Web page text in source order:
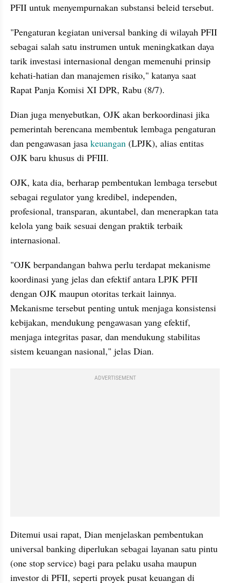
PFII untuk menyempurnakan substansi beleid tersebut.
"Pengaturan kegiatan universal banking di wilayah PFII
sebagai salah satu instrumen untuk meningkatkan daya
tarik investasi internasional dengan memenuhi prinsip
kehati-hatian dan manajemen risiko," katanya saat
Rapat Panja Komisi XI DPR, Rabu (8/7).
Dian juga menyebutkan, OJK akan berkoordinasi jika
pemerintah berencana membentuk lembaga pengaturan
dan pengawasan jasa keuangan (LPJK), alias entitas
OJK baru khusus di PFIII.
OJK, kata dia, berharap pembentukan lembaga tersebut
sebagai regulator yang kredibel, independen,
profesional, transparan, akuntabel, dan menerapkan tata
kelola yang baik sesuai dengan praktik terbaik
internasional.
"OJK berpandangan bahwa perlu terdapat mekanisme
koordinasi yang jelas dan efektif antara LPJK PFII
dengan OJK maupun otoritas terkait lainnya.
Mekanisme tersebut penting untuk menjaga konsistensi
kebijakan, mendukung pengawasan yang efektif,
menjaga integritas pasar, dan mendukung stabilitas
sistem keuangan nasional," jelas Dian.
ADVERTISEMENT
Ditemui usai rapat, Dian menjelaskan pembentukan
universal banking diperlukan sebagai layanan satu pintu
(one stop service) bagi para pelaku usaha maupun
investor di PFII, seperti proyek pusat keuangan di